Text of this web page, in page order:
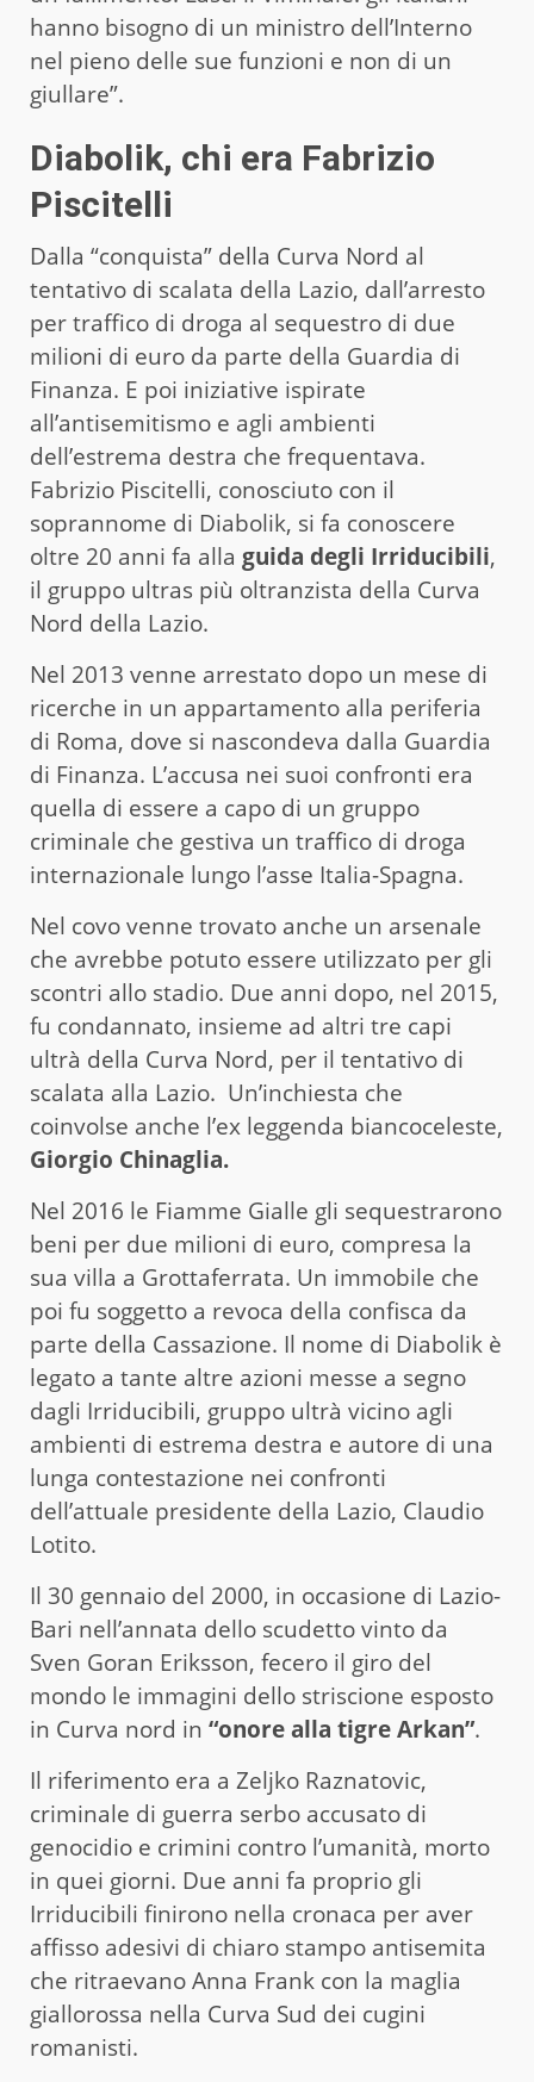
hanno bisogno di un ministro dell’Interno
nel pieno delle sue funzioni e non di un
giullare”.
Diabolik, chi era Fabrizio
Piscitelli
Dalla “conquista” della Curva Nord al
tentativo di scalata della Lazio, dall’arresto
per traffico di droga al sequestro di due
milioni di euro da parte della Guardia di
Finanza. E poi iniziative ispirate
all’antisemitismo e agli ambienti
dell’estrema destra che frequentava.
Fabrizio Piscitelli, conosciuto con il
soprannome di Diabolik, si fa conoscere
oltre 20 anni fa alla guida degli Irriducibili,
il gruppo ultras più oltranzista della Curva
Nord della Lazio.
Nel 2013 venne arrestato dopo un mese di
ricerche in un appartamento alla periferia
di Roma, dove si nascondeva dalla Guardia
di Finanza. L’accusa nei suoi confronti era
quella di essere a capo di un gruppo
criminale che gestiva un traffico di droga
internazionale lungo l’asse Italia-Spagna.
Nel covo venne trovato anche un arsenale
che avrebbe potuto essere utilizzato per gli
scontri allo stadio. Due anni dopo, nel 2015,
fu condannato, insieme ad altri tre capi
ultrà della Curva Nord, per il tentativo di
scalata alla Lazio. Un’inchiesta che
coinvolse anche l’ex leggenda biancoceleste,
Giorgio Chinaglia.
Nel 2016 le Fiamme Gialle gli sequestrarono
beni per due milioni di euro, compresa la
sua villa a Grottaferrata. Un immobile che
poi fu soggetto a revoca della confisca da
parte della Cassazione. Il nome di Diabolik è
legato a tante altre azioni messe a segno
dagli Irriducibili, gruppo ultrà vicino agli
ambienti di estrema destra e autore di una
lunga contestazione nei confronti
dell’attuale presidente della Lazio, Claudio
Lotito.
Il 30 gennaio del 2000, in occasione di Lazio-
Bari nell’annata dello scudetto vinto da
Sven Goran Eriksson, fecero il giro del
mondo le immagini dello striscione esposto
in Curva nord in “onore alla tigre Arkan”.
Il riferimento era a Zeljko Raznatovic,
criminale di guerra serbo accusato di
genocidio e crimini contro l’umanità, morto
in quei giorni. Due anni fa proprio gli
Irriducibili finirono nella cronaca per aver
affisso adesivi di chiaro stampo antisemita
che ritraevano Anna Frank con la maglia
giallorossa nella Curva Sud dei cugini
romanisti.